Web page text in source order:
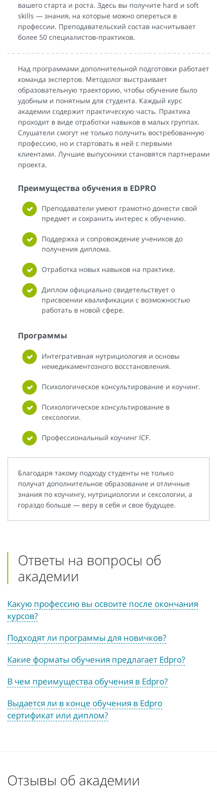
вашего старта и роста. Здесь вы получите hard и soft
skills — знания, на которые можно опереться в
профессии. Преподавательский состав насчитывает
более 50 специалистов-практиков.
Над программами дополнительной подготовки работает
команда экспертов. Методолог выстраивает
образовательную траекторию, чтобы обучение было
удобным и понятным для студента. Каждый курс
академии содержит практическую часть. Практика
проходит в виде отработки навыков в малых группах.
Слушатели смогут не только получить востребованную
профессию, но и стартовать в ней с первыми
клиентами. Лучшие выпускники становятся партнерами
проекта.
Преимущества обучения в EDPRO
Преподаватели умеют грамотно донести свой
предмет и сохранить интерес к обучению.
Поддержка и сопровождение учеников до
получения диплома.
Отработка новых навыков на практике.
Диплом официально свидетельствует о
присвоении квалификации с возможностью
работать в новой сфере.
Программы
Интегративная нутрициология и основы
немедикаментозного восстановления.
Психологическое консультирование и коучинг.
Психологическое консультирование в
сексологии.
Профессиональный коучинг ICF.
Благодаря такому подходу студенты не только
получат дополнительное образование и отличные
знания по коучингу, нутрициологии и сексологии, а
гораздо больше — веру в себя и свое будущее.
Ответы на вопросы об
академии
Какую профессию вы освоите после окончания
курсов?
Подходят ли программы для новичков?
Какие форматы обучения предлагает Edpro?
В чем преимущества обучения в Edpro?
Выдается ли в конце обучения в Edpro
сертификат или диплом?
Отзывы об академии